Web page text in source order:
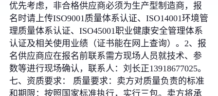
优先考虑，非合格供应商必须为生产型制造商，报
名时请上传ISO9001质量体系认证、ISO14001环境管
理质量体系认证、ISO45001职业健康安全管理体系
认证及相关使用业绩（证书能在网上查询）。2、报
名供应商应在报名前联系需方现场人员就技术、参
数等进行现场确认，联系人：刘长正13918677025。
七、资质要求： 质量要求：卖方对质量负责的标准
和期限：按照国家标准执行，实行三包。卖方将承